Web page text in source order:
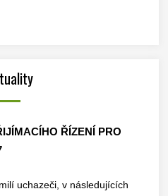
ŘÍZENÍ PRO
uchazeči, v následujících